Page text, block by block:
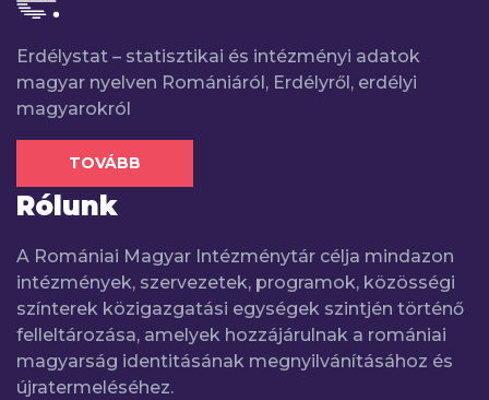
Erdélystat – statisztikai és intézményi adatok
magyar nyelven Romániáról, Erdélyről, erdélyi
magyarokról
TOVÁBB
Rólunk
A Romániai Magyar Intézménytár célja mindazon
intézmények, szervezetek, programok, közösségi
színterek közigazgatási egységek szintjén történő
felleltározása, amelyek hozzájárulnak a romániai
magyarság identitásának megnyilvánításához és
újratermeléséhez.